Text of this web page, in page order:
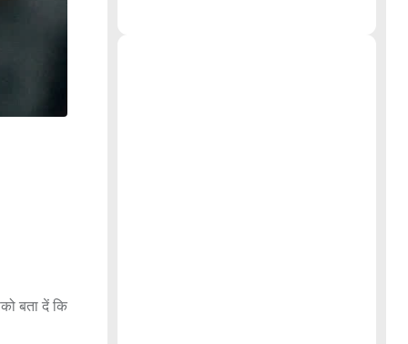
बता दें कि